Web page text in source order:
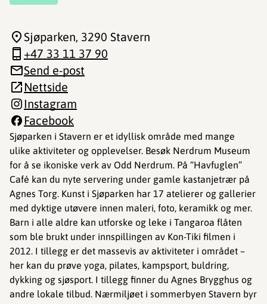
Sjøparken i Stavern er et idyllisk område med mange
ulike aktiviteter og opplevelser. Besøk Nerdrum Museum
for å se ikoniske verk av Odd Nerdrum. På “Havfuglen”
Café kan du nyte servering under gamle kastanjetrær på
Agnes Torg. Kunst i Sjøparken har 17 atelierer og gallerier
med dyktige utøvere innen maleri, foto, keramikk og mer.
Barn i alle aldre kan utforske og leke i Tangaroa flåten
som ble brukt under innspillingen av Kon-Tiki filmen i
2012. I tillegg er det massevis av aktiviteter i området –
her kan du prøve yoga, pilates, kampsport, buldring,
dykking og sjøsport. I tillegg finner du Agnes Brygghus og
andre lokale tilbud. Nærmiljøet i sommerbyen Stavern byr
Sjøparken, 3290 Stavern
+47 33 11 37 90
Send e-post
Nettside
Instagram
Facebook